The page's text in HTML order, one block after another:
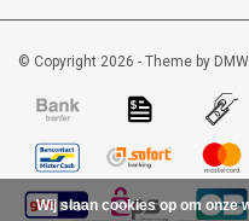
© Copyright 2026 - Theme by
Wij slaan cookies op om onze